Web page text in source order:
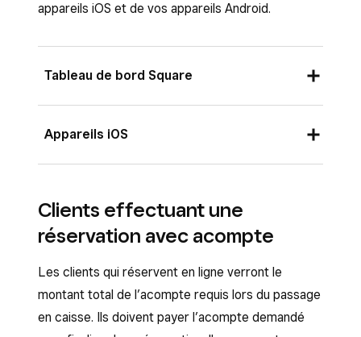
appareils iOS et de vos appareils Android.
Tableau de bord Square
Connectez-vous au Tableau de bord Square
Dans la sectionPaiements, cliquez sur
votre politique actuelle et sélectionnez
Exiger un acompte
Indiquez si vous souhaitez facturer un
montant fixe ou un pourcentage sur chaque
service.
Appareils iOS
vous >Paiements et annulations
Sélectionnez Exiger un acompte.
Indiquez si vous souhaitez facturer un
montant fixe ou un pourcentage sur chaque
service.
Clients effectuant une
réservation avec acompte
Les clients qui réservent en ligne verront le
montant total de l’acompte requis lors du passage
en caisse. Ils doivent payer l’acompte demandé